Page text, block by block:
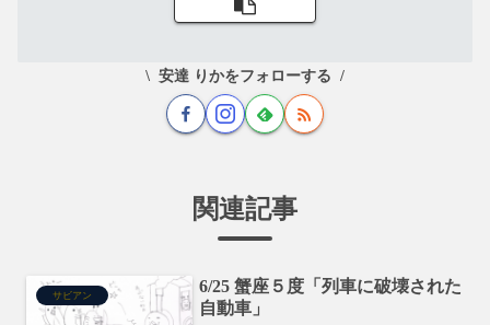
安達 りかをフォローする
関連記事
サビアン
6/25 蟹座５度「列車に破壊された
自動車」